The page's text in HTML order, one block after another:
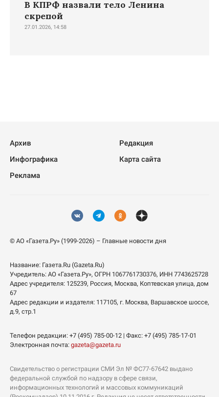
В КПРФ назвали тело Ленина
скрепой
27.01.2026, 14:58
Архив
Редакция
Инфографика
Карта сайта
Реклама
© АО «Газета.Ру» (1999-2026) – Главные новости дня
Название: Газета.Ru (Gazeta.Ru)
Учредитель: АО «Газета.Ру», ОГРН 1067761730376, ИНН 7743625728
Адрес учредителя: 125239, Россия, Москва, Коптевская улица, дом
67
Адрес редакции и издателя: 117105, г. Москва, Варшавское шоссе,
д.9, стр.1
Телефон редакции: +7 (495) 785-00-12 | Факс: +7 (495) 785-17-01
Электронная почта: gazeta@gazeta.ru
Свидетельство о регистрации СМИ Эл № ФС77-67642 выдано
федеральной службой по надзору в сфере связи,
информационных технологий и массовых коммуникаций